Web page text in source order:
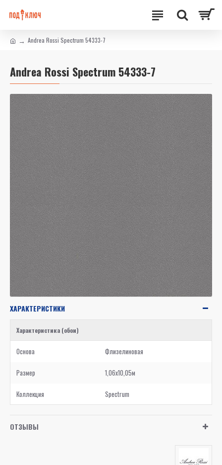
Andrea Rossi Spectrum 54333-7
Andrea Rossi Spectrum 54333-7
ХАРАКТЕРИСТИКИ
Характеристика (обои)
Основа Флизелиновая
Размер 1,06x10,05м
Коллекция Spectrum
ОТЗЫВЫ